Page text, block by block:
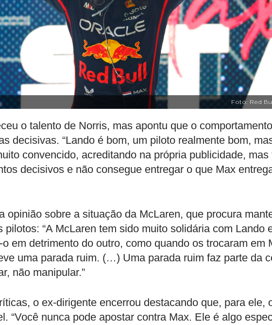
Foto: Red
o talento de Norris, mas apontu que o
decisivas. “Lando é bom, um piloto realmente bom,
convencido, acreditando na própria publicidade, mas
decisivos e não consegue entregar o que Max
opinião sobre a situação da McLaren, que procura
pilotos: “A McLaren tem sido muito solidária com Lando
em detrimento do outro, como quando os trocaram em
uma parada ruim. (…) Uma parada ruim faz parte da
não manipular.”
o ex-dirigente encerrou destacando que, para ele,
“Você nunca pode apostar contra Max. Ele é algo